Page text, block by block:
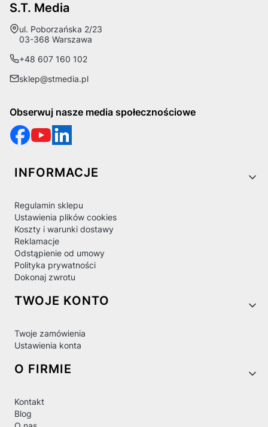
S.T. Media
Adres:
ul. Poborzańska 2/23
03-368 Warszawa
+48 607 160 102
sklep@stmedia.pl
Obserwuj nasze media społecznościowe
Linki w stopce
INFORMACJE
Regulamin sklepu
Ustawienia plików cookies
Koszty i warunki dostawy
Reklamacje
Odstąpienie od umowy
Polityka prywatności
Dokonaj zwrotu
TWOJE KONTO
Twoje zamówienia
Ustawienia konta
O FIRMIE
Kontakt
Blog